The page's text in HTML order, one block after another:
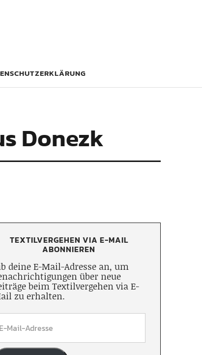
Donezk
TEXTILVERGEHEN VIA E-MAIL
ABONNIEREN
deine E-Mail-Adresse an, um
über neue
beim Textilvergehen via E-
zu erhalten.